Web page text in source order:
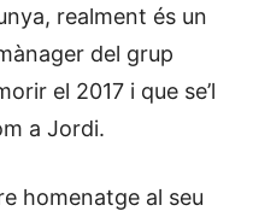
realment és un
del grup
el 2017 i que se’l
a Jordi.
homenatge al seu